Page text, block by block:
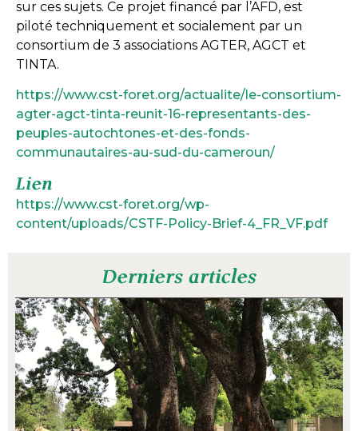
sur ces sujets. Ce projet financé par l’AFD, est
piloté techniquement et socialement par un
consortium de 3 associations AGTER, AGCT et
TINTA.
https://www.cst-foret.org/actualite/le-consortium-
agter-agct-tinta-reunit-16-representants-des-
peuples-autochtones-et-des-fonds-
communautaires-au-sud-du-cameroun/
Lien
https://www.cst-foret.org/wp-
content/uploads/CSTF-Policy-Brief-4_FR_VF.pdf
Derniers articles